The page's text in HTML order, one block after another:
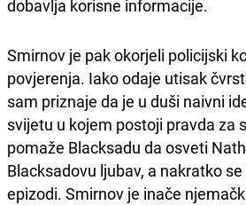
dobavlja korisne informacije.
Smirnov je pak okorjeli policijski
povjerenja. Iako odaje utisak
sam priznaje da je u duši naivni
svijetu u kojem postoji pravda za
pomaže Blacksadu da osveti
Blacksadovu ljubav, a nakratko
epizodi. Smirnov je inače